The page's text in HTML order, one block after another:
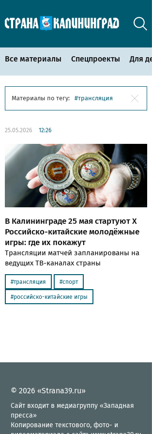
Все материалы Спецпроекты Для
Материалы по тегу: трансляция
25.05.2026 12:26
В Калининграде 25 мая стартуют X
Российско-китайские молодёжные
игры: где их покажут
Трансляции матчей запланированы на
ведущих ТВ-каналах страны
трансляция спорт
российско-китайские игры
© 2026 «Strana39.ru»
Сайт входит в медиагруппу «Западная
пресса»
Копирование текстового, фото- и